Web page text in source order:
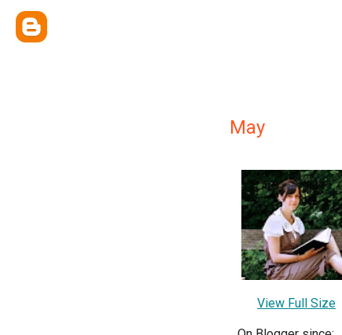
May
View Full Size